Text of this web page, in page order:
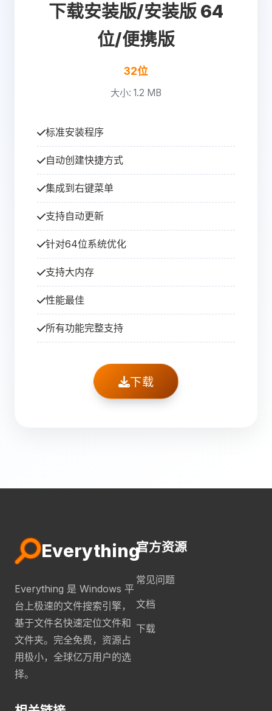
下载安装版/安装版 64
位/便携版
32位
大小: 1.2 MB
标准安装程序
自动创建快捷方式
集成到右键菜单
支持自动更新
针对64位系统优化
支持大内存
性能最佳
所有功能完整支持
下载
Everything
Everything 是 Windows 平
台上极速的文件搜索引擎，
基于文件名快速定位文件和
文件夹。完全免费，资源占
用极小，全球亿万用户的选
择。
官方资源
常见问题
文档
下载